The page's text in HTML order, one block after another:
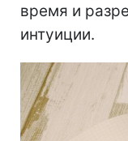
время и
интуиции.